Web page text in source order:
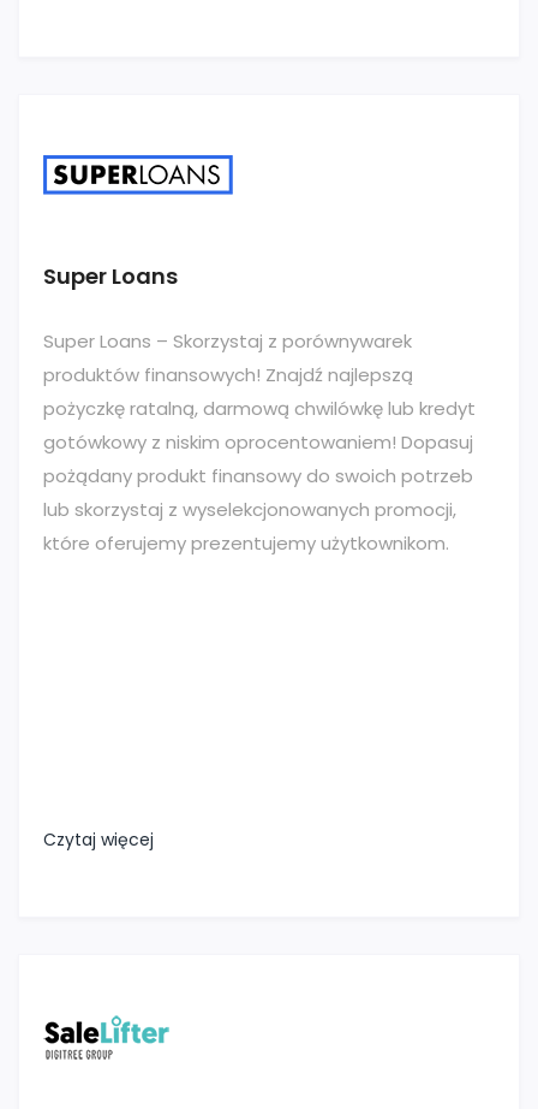
Super Loans
Super Loans – Skorzystaj z porównywarek
produktów finansowych! Znajdź najlepszą
pożyczkę ratalną, darmową chwilówkę lub kredyt
gotówkowy z niskim oprocentowaniem! Dopasuj
pożądany produkt finansowy do swoich potrzeb
lub skorzystaj z wyselekcjonowanych promocji,
które oferujemy prezentujemy użytkownikom.
Czytaj więcej